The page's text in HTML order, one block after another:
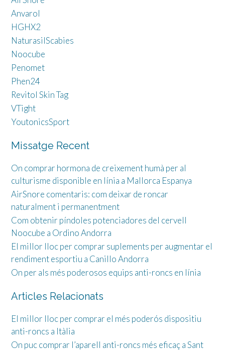
Anvarol
HGHX2
NaturasilScabies
Noocube
Penomet
Phen24
Revitol Skin Tag
VTight
YoutonicsSport
Missatge Recent
On comprar hormona de creixement humà per al
culturisme disponible en línia a Mallorca Espanya
AirSnore comentaris: com deixar de roncar
naturalment i permanentment
Com obtenir píndoles potenciadores del cervell
Noocube a Ordino Andorra
El millor lloc per comprar suplements per augmentar el
rendiment esportiu a Canillo Andorra
On per als més poderosos equips anti-roncs en línia
Articles Relacionats
El millor lloc per comprar el més poderós dispositiu
anti-roncs a Itàlia
On puc comprar l’aparell anti-roncs més eficaç a Sant